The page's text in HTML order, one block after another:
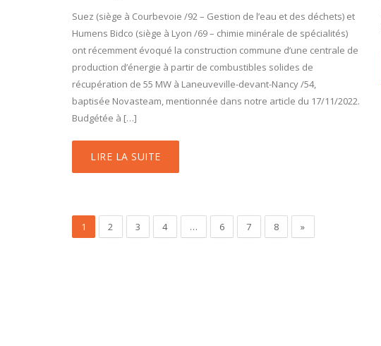
Suez (siège à Courbevoie /92 – Gestion de l’eau et des déchets) et
Humens Bidco (siège à Lyon /69 – chimie minérale de spécialités)
ont récemment évoqué la construction commune d’une centrale de
production d’énergie à partir de combustibles solides de
récupération de 55 MW à Laneuveville-devant-Nancy /54,
baptisée Novasteam, mentionnée dans notre article du 17/11/2022.
Budgétée à […]
LIRE LA SUITE
1 2 3 4 … 6 7 8 »